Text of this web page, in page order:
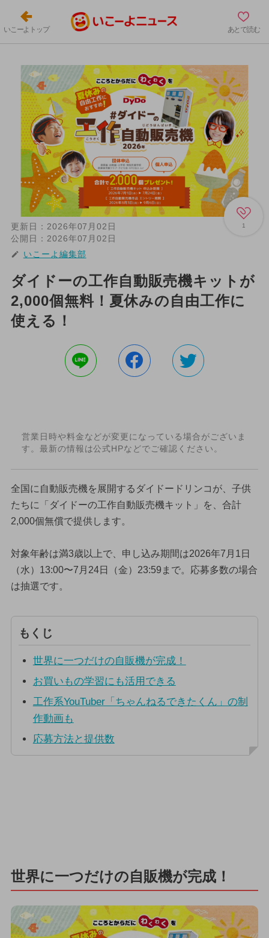
いこーよトップ あとで読む
1
更新日： 2026年07月02日
公開日： 2026年07月02日
いこーよ編集部
ダイドーの工作自動販売機キットが
2,000個無料！夏休みの自由工作に
使える！
営業日時や料金などが変更になっている場合がございま
す。最新の情報は公式HPなどでご確認ください。
全国に自動販売機を展開するダイドードリンコが、子供
たちに「ダイドーの工作自動販売機キット」を、合計
2,000個無償で提供します。
対象年齢は満3歳以上で、申し込み期間は2026年7月1日
（水）13:00〜7月24日（金）23:59まで。応募多数の場合
は抽選です。
もくじ
世界に一つだけの自販機が完成！
お買いもの学習にも活用できる
工作系YouTuber「ちゃんねるできたくん」の制
作動画も
応募方法と提供数
世界に一つだけの自販機が完成！